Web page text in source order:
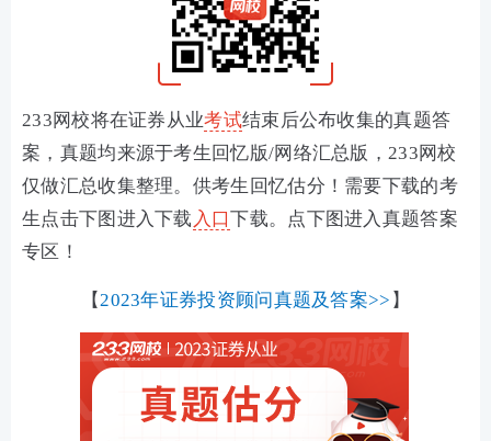
233网校将在证券从业考试结束后公布收集的真题答
案，真题均来源于考生回忆版/网络汇总版，233网校
仅做汇总收集整理。供考生回忆估分！需要下载的考
生点击下图进入下载 入口下载。 点下图进入真题答案
专区！
【2023年证券投资顾问真题及答案>> 】